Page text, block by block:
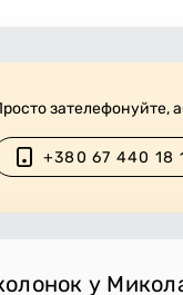
зателефонуйте,
+380 67 440 18
у